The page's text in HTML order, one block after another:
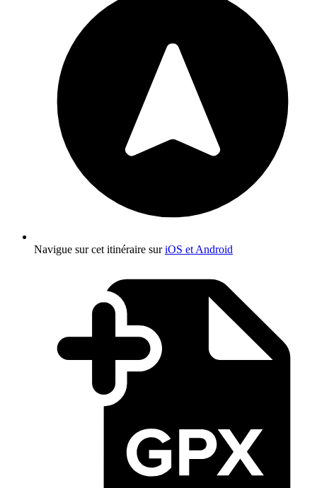
Navigue sur cet itinéraire suriOS et Android